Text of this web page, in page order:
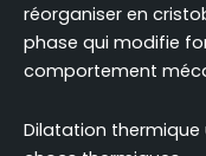
réorganiser en
phase qui modifie
comportement
Dilatation